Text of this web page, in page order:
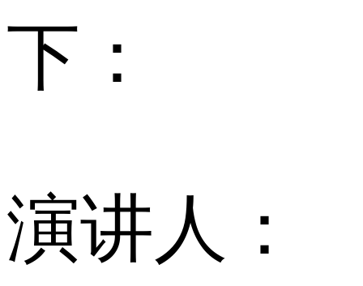
下：
演讲人：